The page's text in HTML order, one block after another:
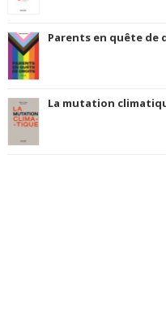
Parents en quête de
La mutation